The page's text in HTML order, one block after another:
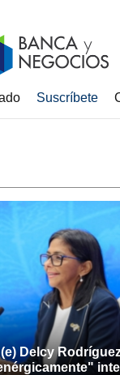
Suscríbete
Delcy